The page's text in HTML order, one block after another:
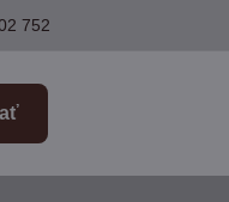
752